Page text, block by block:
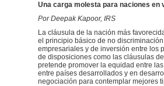
Una carga molesta para naciones
Por Deepak Kapoor, IRS
La cláusula de la nación más
el principio básico de no
empresariales y de inversión entre los
de disposiciones como las cláusulas
pretende promover la equidad entre
entre países desarrollados y en
negociación para contemplar mejores